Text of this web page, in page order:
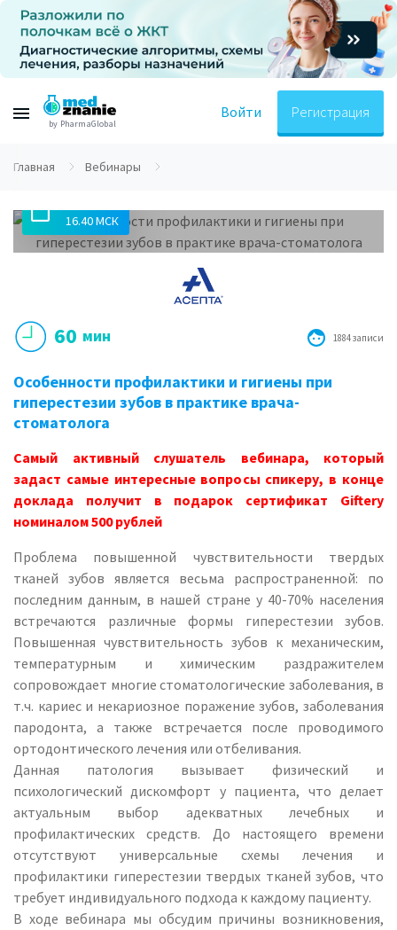
by PharmaGlobal
Войти Регистрация
Главная Вебинары
16.40 МСК
60 мин 1884 записи
Особенности профилактики и гигиены при
гиперестезии зубов в практике врача-
стоматолога
Самый активный слушатель вебинара, который
задаст самые интересные вопросы спикеру, в конце
доклада получит в подарок сертификат Giftery
номиналом 500 рублей
Проблема повышенной чувствительности твердых
тканей зубов является весьма распространенной: по
последним данным, в нашей стране у 40-70% населения
встречаются различные формы гиперестезии зубов.
Повышенная чувствительность зубов к механическим,
температурным и химическим раздражителем
сопровождает многие стоматологические заболевания, в
т.ч. кариес и некариозное поражение зубов, заболевания
пародонта, а также встречается после проводимого
ортодонтического лечения или отбеливания.
Данная патология вызывает физический и
психологический дискомфорт у пациента, что делает
актуальным выбор адекватных лечебных и
профилактических средств. До настоящего времени
отсутствуют универсальные схемы лечения и
профилактики гиперестезии твердых тканей зубов, что
требует индивидуального подхода к каждому пациенту.
В ходе вебинара мы обсудим причины возникновения,